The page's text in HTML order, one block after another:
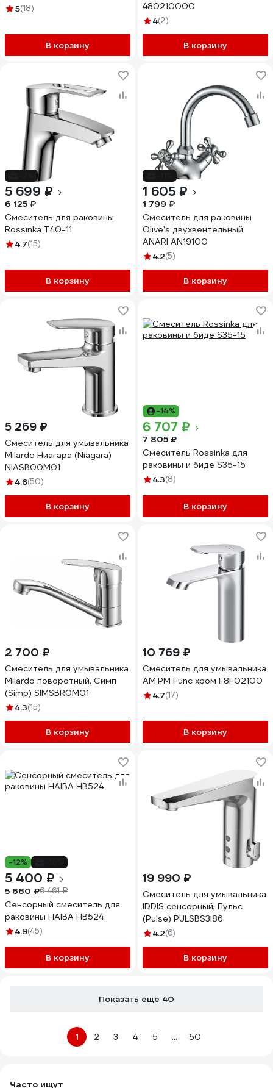
5(18)
В корзину
480210000
4(2)
В корзину
5 699 ₽
6 125 ₽
Смеситель для раковины
Rossinka T40-11
4.7(15)
В корзину
1 605 ₽
1 799 ₽
Смеситель для раковины
Olive's двухвентельный
ANARI AN19100
4.2(5)
В корзину
5 269 ₽
Смеситель для умывальника
Milardo Ниагара (Niagara)
NIASB00M01
4.6(50)
В корзину
-14%
6 707 ₽
7 805 ₽
Смеситель Rossinka для
раковины и биде S35-15
4.3(8)
В корзину
2 700 ₽
Смеситель для умывальника
Milardo поворотный, Симп
(Simp) SIMSBR0M01
4.3(15)
В корзину
10 769 ₽
Смеситель для умывальника
AM.PM Func хром F8F02100
4.7(17)
В корзину
-12%
5 400 ₽
5 660 ₽6 461 ₽
Сенсорный смеситель для
раковины HAIBA HB524
4.9(45)
В корзину
19 990 ₽
Смеситель для умывальника
IDDIS сенсорный, Пульс
(Pulse) PULSBS3i86
4.2(6)
В корзину
Показать еще 40
1 2 3 4 5 ... 50
Часто ищут